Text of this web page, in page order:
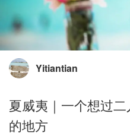
Yitiantian
夏威夷｜一个想过
的地方